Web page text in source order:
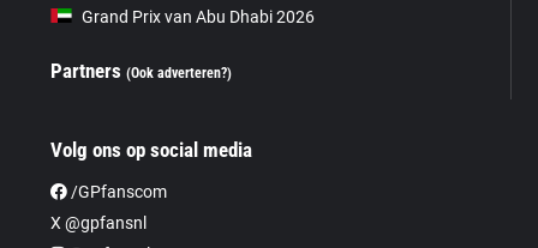
Grand Prix van Abu Dhabi 2026
Partners(Ook adverteren?)
Volg ons op social media
/GPfanscom
X @gpfansnl